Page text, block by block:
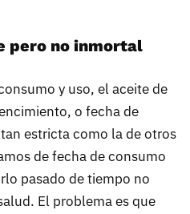
pero no inmortal
y uso, el aceite de
o fecha de
estricta como la de otros
de fecha de consumo
pasado de tiempo no
El problema es que